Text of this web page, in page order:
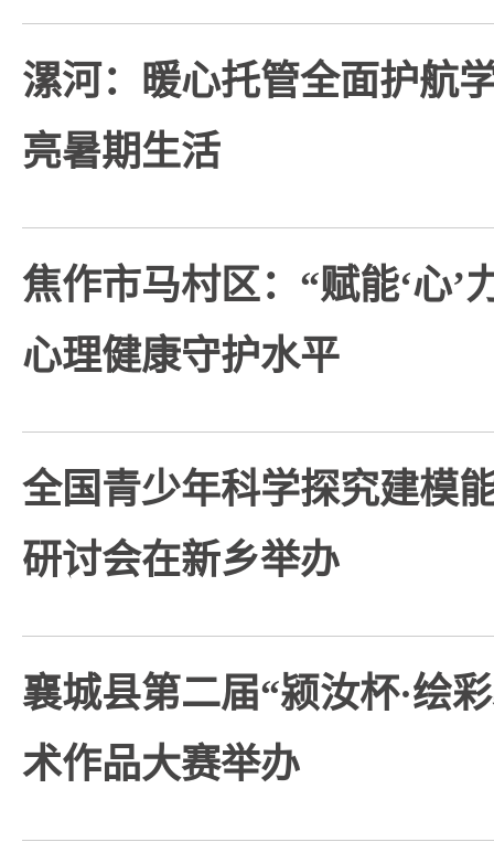
漯河：暖心托管全面护航
亮暑期生活
焦作市马村区：“赋能‘心’
心理健康守护水平
全国青少年科学探究建模
研讨会在新乡举办
襄城县第二届“颍汝杯·绘
术作品大赛举办